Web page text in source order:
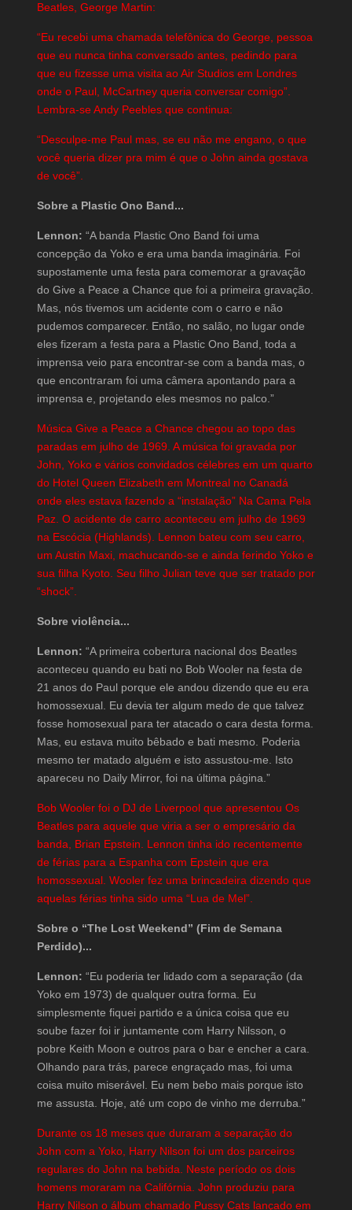
Beatles, George Martin:
“Eu recebi uma chamada telefônica do George, pessoa
que eu nunca tinha conversado antes, pedindo para
que eu fizesse uma visita ao Air Studios em Londres
onde o Paul, McCartney queria conversar comigo”.
Lembra-se Andy Peebles que continua:
“Desculpe-me Paul mas, se eu não me engano, o que
você queria dizer pra mim é que o John ainda gostava
de você”.
Sobre a Plastic Ono Band...
Lennon: “A banda Plastic Ono Band foi uma
concepção da Yoko e era uma banda imaginária. Foi
supostamente uma festa para comemorar a gravação
do Give a Peace a Chance que foi a primeira gravação.
Mas, nós tivemos um acidente com o carro e não
pudemos comparecer. Então, no salão, no lugar onde
eles fizeram a festa para a Plastic Ono Band, toda a
imprensa veio para encontrar-se com a banda mas, o
que encontraram foi uma câmera apontando para a
imprensa e, projetando eles mesmos no palco.”
Música Give a Peace a Chance chegou ao topo das
paradas em julho de 1969. A música foi gravada por
John, Yoko e vários convidados célebres em um quarto
do Hotel Queen Elizabeth em Montreal no Canadá
onde eles estava fazendo a “instalação” Na Cama Pela
Paz. O acidente de carro aconteceu em julho de 1969
na Escócia (Highlands). Lennon bateu com seu carro,
um Austin Maxi, machucando-se e ainda ferindo Yoko e
sua filha Kyoto. Seu filho Julian teve que ser tratado por
“shock”.
Sobre violência...
Lennon: “A primeira cobertura nacional dos Beatles
aconteceu quando eu bati no Bob Wooler na festa de
21 anos do Paul porque ele andou dizendo que eu era
homossexual. Eu devia ter algum medo de que talvez
fosse homosexual para ter atacado o cara desta forma.
Mas, eu estava muito bêbado e bati mesmo. Poderia
mesmo ter matado alguém e isto assustou-me. Isto
apareceu no Daily Mirror, foi na última página.”
Bob Wooler foi o DJ de Liverpool que apresentou Os
Beatles para aquele que viria a ser o empresário da
banda, Brian Epstein. Lennon tinha ido recentemente
de férias para a Espanha com Epstein que era
homossexual. Wooler fez uma brincadeira dizendo que
aquelas férias tinha sido uma “Lua de Mel”.
Sobre o “The Lost Weekend” (Fim de Semana
Perdido)...
Lennon: “Eu poderia ter lidado com a separação (da
Yoko em 1973) de qualquer outra forma. Eu
simplesmente fiquei partido e a única coisa que eu
soube fazer foi ir juntamente com Harry Nilsson, o
pobre Keith Moon e outros para o bar e encher a cara.
Olhando para trás, parece engraçado mas, foi uma
coisa muito miserável. Eu nem bebo mais porque isto
me assusta. Hoje, até um copo de vinho me derruba.”
Durante os 18 meses que duraram a separação do
John com a Yoko, Harry Nilson foi um dos parceiros
regulares do John na bebida. Neste período os dois
homens moraram na Califórnia. John produziu para
Harry Nilson o álbum chamado Pussy Cats lançado em